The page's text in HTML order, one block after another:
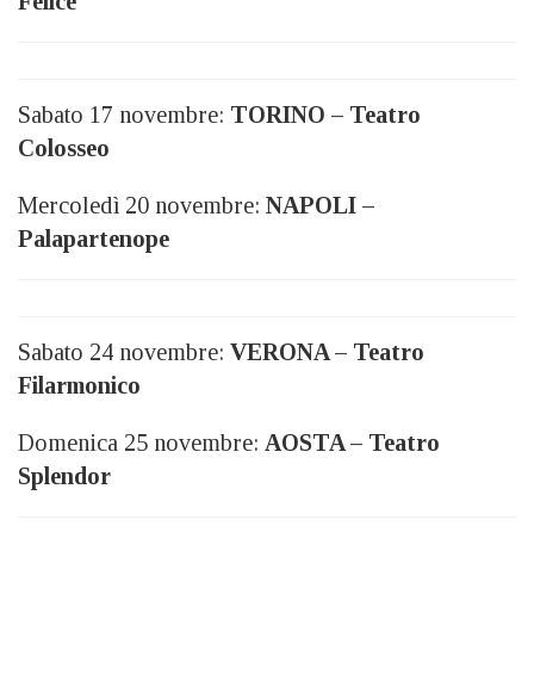
Sabato 17 novembre: TORINO – Teatro
Colosseo
Mercoledì 20 novembre: NAPOLI –
Palapartenope
Sabato 24 novembre: VERONA – Teatro
Filarmonico
Domenica 25 novembre: AOSTA – Teatro
Splendor